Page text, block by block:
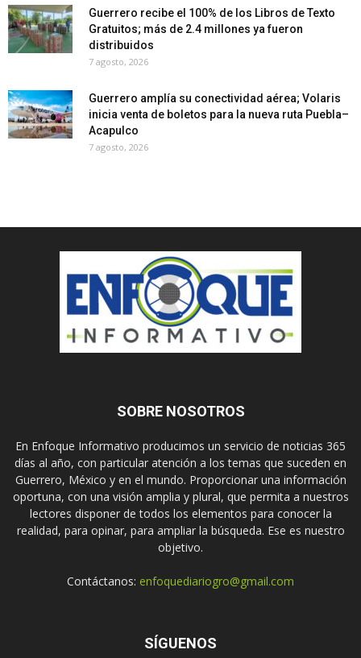
Guerrero recibe el 100% de los Libros de Texto
Gratuitos; más de 2.4 millones ya fueron
distribuidos
7 agosto, 2026
Guerrero amplía su conectividad aérea; Volaris
inicia venta de boletos para la nueva ruta Puebla–
Acapulco
7 agosto, 2026
SOBRE NOSOTROS
En Enfoque Informativo producimos un servicio de noticias 365
días al año, con particular atención a los temas que suceden en
Guerrero, México y en el mundo. Proporcionar una información
oportuna, con una visión amplia y plural, que permita a nuestros
lectores disponer de todos los elementos para conocer la
realidad, para opinar, para ampliar la búsqueda. Ese es nuestro
objetivo.
Contáctanos: enfoquediariogro@gmail.com
SÍGUENOS